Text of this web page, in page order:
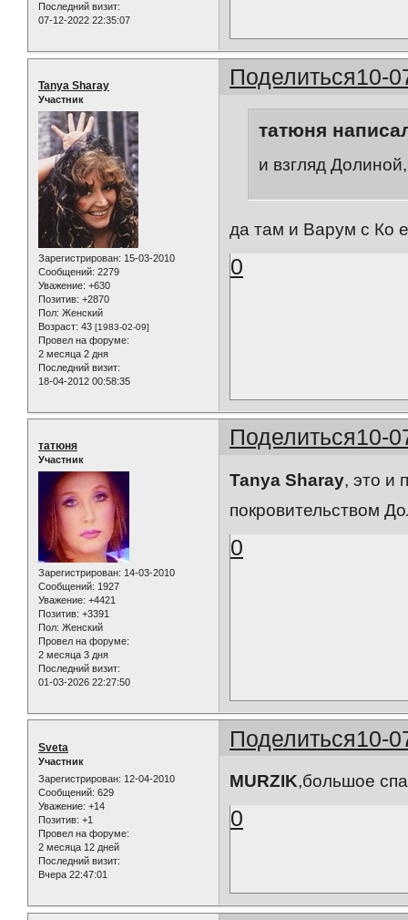
Последний визит:
07-12-2022 22:35:07
Поделиться10-
Tanya Sharay
Участник
Зарегистрирован: 15-03-2010
Сообщений: 2279
Уважение: +630
Позитив: +2870
Пол: Женский
Возраст: 43 [1983-02-09]
Провел на форуме:
2 месяца 2 дня
Последний визит:
18-04-2012 00:58:35
татюня
и взгляд
да там и Варум с Ко
0
Поделиться10-
татюня
Участник
Зарегистрирован: 14-03-2010
Сообщений: 1927
Уважение: +4421
Позитив: +3391
Пол: Женский
Провел на форуме:
2 месяца 3 дня
Последний визит:
01-03-2026 22:27:50
Tanya Sharay, это и
покровительством
0
Поделиться10-
Sveta
Участник
Зарегистрирован: 12-04-2010
Сообщений: 629
Уважение: +14
Позитив: +1
Провел на форуме:
2 месяца 12 дней
Последний визит:
Вчера 22:47:01
MURZIK,большое
0